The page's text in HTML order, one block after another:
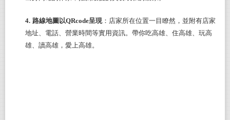
4. 路線地圖以QRcode呈現：店家所在位置一目瞭然，並附有店家
地址、電話、營業時間等實用資訊。帶你吃高雄、住高雄、玩高
雄、讀高雄，愛上高雄。